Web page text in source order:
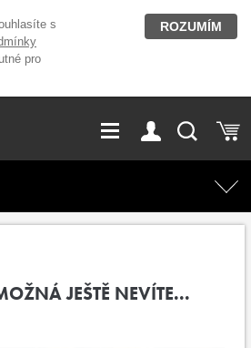
s
pro
ROZUMÍM
Kontakt
Fitness vybavení
JEŠTĚ NEVÍTE...